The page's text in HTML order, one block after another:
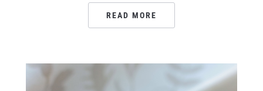
READ MORE